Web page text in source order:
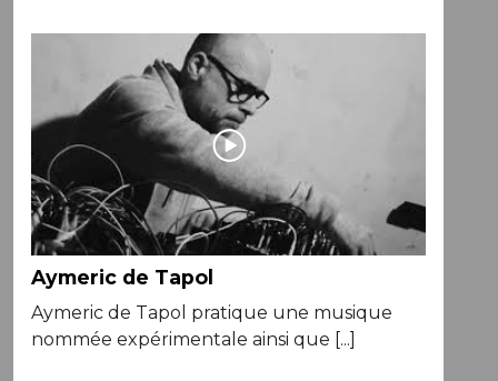
Aymeric de Tapol
Aymeric de Tapol pratique une musique
nommée expérimentale ainsi que [...]